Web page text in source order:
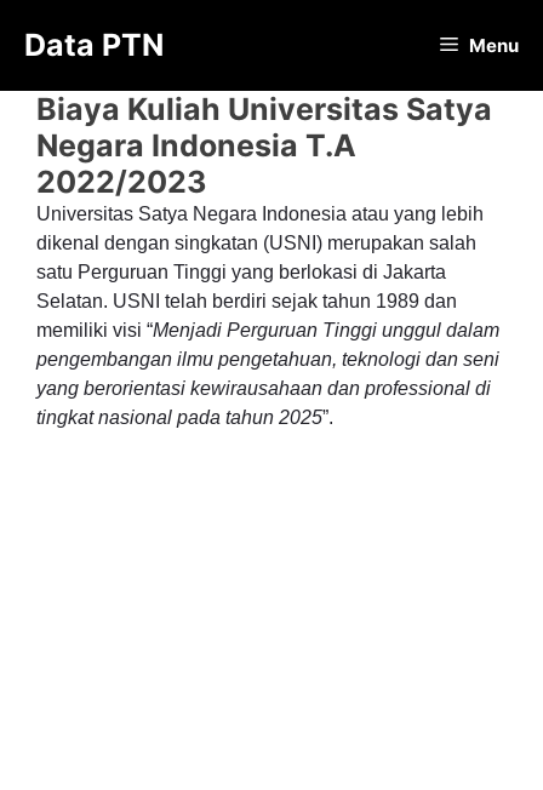
Data PTN Menu
Biaya Kuliah Universitas Satya
Negara Indonesia T.A
2022/2023
Universitas Satya Negara Indonesia atau yang lebih
dikenal dengan singkatan (USNI) merupakan salah
satu Perguruan Tinggi yang berlokasi di Jakarta
Selatan. USNI telah berdiri sejak tahun 1989 dan
memiliki visi “Menjadi Perguruan Tinggi unggul dalam
pengembangan ilmu pengetahuan, teknologi dan seni
yang berorientasi kewirausahaan dan professional di
tingkat nasional pada tahun 2025”.